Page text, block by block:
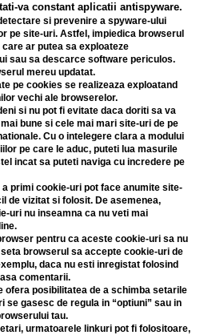
va constant aplicatii antispyware.
si prevenire a spyware-ului
pe site-uri. Astfel, impiedica browserul
ar putea sa exploateze
sau sa descarce software periculos.
mereu updatat.
pe cookies se realizeaza exploatand
vechi ale browserelor.
si nu pot fi evitate daca doriti sa va
bune si cele mai mari site-uri de pe
Cu o intelegere clara a modului
pe care le aduc, puteti lua masurile
incat sa puteti naviga cu incredere pe
primi cookie-uri pot face anumite site-
de vizitat si folosit. De asemenea,
uri nu inseamna ca nu veti mai
pentru ca aceste cookie-uri sa nu
browserul sa accepte cookie-uri de
daca nu esti inregistat folosind
comentarii.
ofera posibilitatea de a schimba setarile
se gasesc de regula in “optiuni” sau in
tau.
urmatoarele linkuri pot fi folositoare,